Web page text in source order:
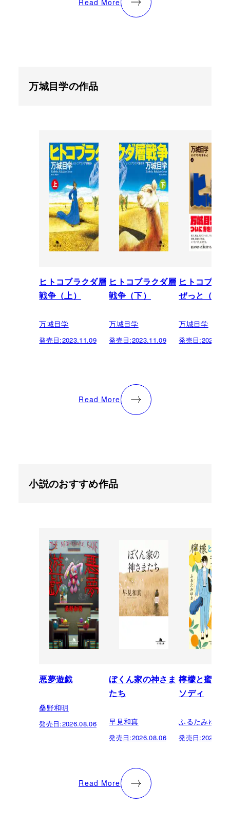
万城目学の作品
ヒトコブラクダ層
戦争（上）
万城目学
発売日:2023.11.09
ヒトコブラクダ層
戦争（下）
万城目学
発売日:2023.11.09
ヒトコブラ
ぜっと（上）
万城目学
発売日:
Read More
小説のおすすめ作品
悪夢遊戯
桑野和明
発売日:2026.08.06
ぼくん家の神さま
たち
早見和真
発売日:2026.08.06
檸檬と蜜柑
ソディ
ふるたみゆき
発売日:
Read More